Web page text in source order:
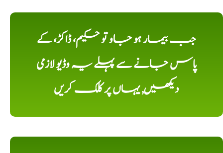
جب بیمار ہو جاو تو حکیم، ڈاکڑ، کے
پاس جانے سے پہلے یہ وڈیو لازمی
دیکھیں, یہاں پر کلک کریں